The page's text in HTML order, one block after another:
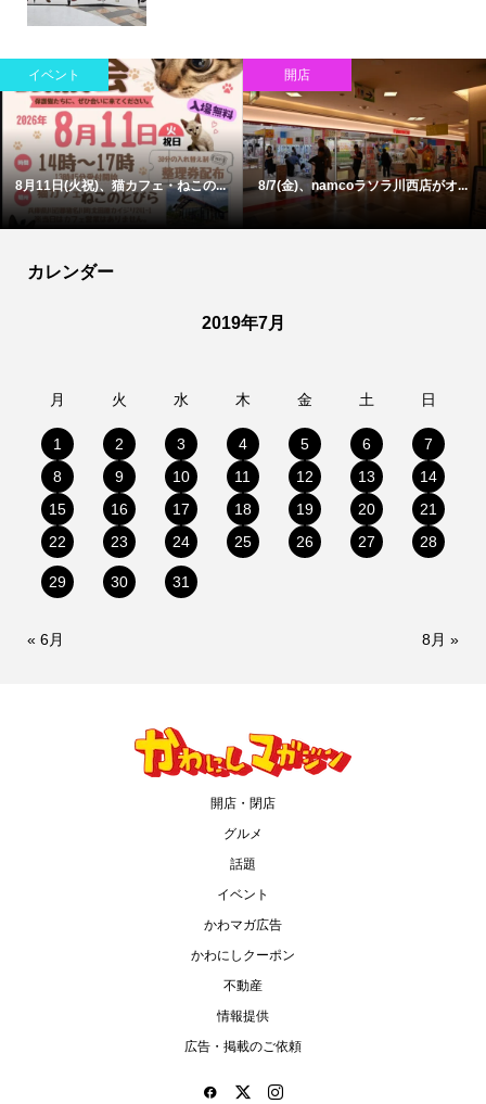
イベント
8月11日(火祝)、猫カフェ・ねこの...
開店
8/7(金)、namcoラソラ川西店がオ...
カレンダー
2019年7月
月 火 水 木 金 土 日
1 2 3 4 5 6
7
8
9 10 11 12 13
14
15
16 17 18 19 20
21
22
23 24 25 26 27 28
29 30 31
« 6月 8月 »
開店・閉店
グルメ
話題
イベント
かわマガ広告
かわにしクーポン
不動産
情報提供
広告・掲載のご依頼